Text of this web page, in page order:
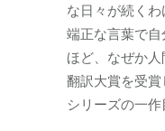
な日々が続く
端正な言葉で
ほど、なぜか
翻訳大賞を受
シリーズの一作